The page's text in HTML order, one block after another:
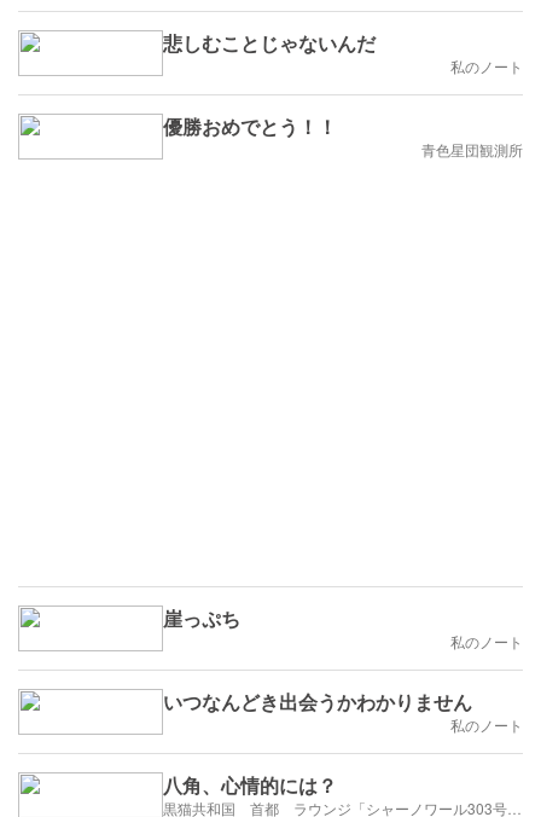
悲しむことじゃないんだ
私のノート
優勝おめでとう！！
青色星団観測所
崖っぷち
私のノート
いつなんどき出会うかわかりません
私のノート
八角、心情的には？
黒猫共和国 首都 ラウンジ「シャーノワール303号」にようこそ‼️憧れの街はヘルシンキ❗️